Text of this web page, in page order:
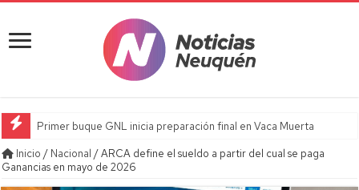
Primer buque GNL inicia preparación final en Vaca Muerta
Inicio / Nacional /ARCA define el sueldo a partir del cual se paga
Ganancias en mayo de 2026